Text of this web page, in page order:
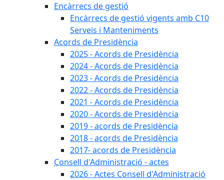
Encàrrecs de gestió
Encàrrecs de gestió vigents amb C10
Serveis i Manteniments
Acords de Presidència
2025 - Acords de Presidència
2024 - Acords de Presidència
2023 - Acords de Presidència
2022 - Acords de Presidència
2021 - Acords de Presidència
2020 - Acords de Presidència
2019 - acords de Presidència
2018 - acords de Presidència
2017- acords de Presidència
Consell d'Administració - actes
2026 - Actes Consell d'Administració